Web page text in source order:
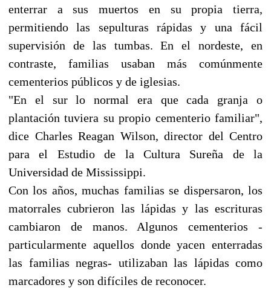
enterrar a sus muertos en su propia tierra,
permitiendo las sepulturas rápidas y una fácil
supervisión de las tumbas. En el nordeste, en
contraste, familias usaban más comúnmente
cementerios públicos y de iglesias.
"En el sur lo normal era que cada granja o
plantación tuviera su propio cementerio familiar",
dice Charles Reagan Wilson, director del Centro
para el Estudio de la Cultura Sureña de la
Universidad de Mississippi.
Con los años, muchas familias se dispersaron, los
matorrales cubrieron las lápidas y las escrituras
cambiaron de manos. Algunos cementerios -
particularmente aquellos donde yacen enterradas
las familias negras- utilizaban las lápidas como
marcadores y son difíciles de reconocer.